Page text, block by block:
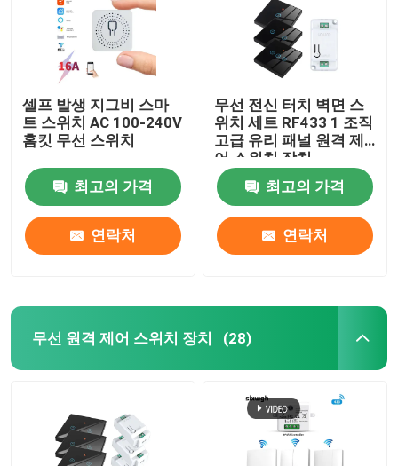
셀프 발생 지그비 스마
트 스위치 AC 100-240V
홈킷 무선 스위치
최고의 가격
연락처
무선 전신 터치 벽면 스
위치 세트 RF433 1 조직
고급 유리 패널 원격 제
어 스위치 장치
최고의 가격
연락처
무선 원격 제어 스위치 장치 (28)